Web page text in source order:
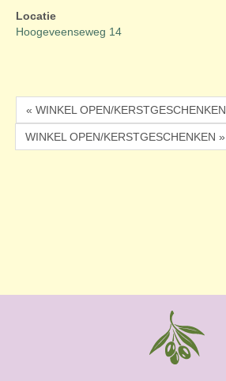
Locatie
Hoogeveenseweg 14
« WINKEL OPEN/KERSTGESCHENKEN
WINKEL OPEN/KERSTGESCHENKEN »